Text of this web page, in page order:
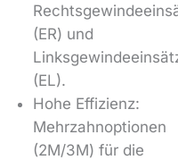
(ER) und
(EL).
Hohe Effizienz:
Mehrzahnoptionen
(2M/3M) für die